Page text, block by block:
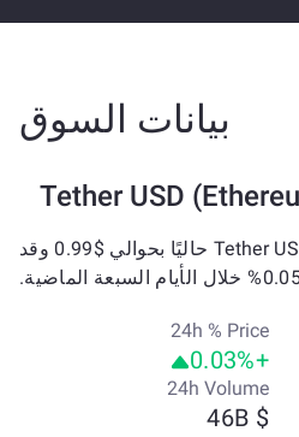
بيانات السوق
يتم تداول Tether USD (Ethereum) حاليًا بحوالي $0.99 وقد
24h % Price
+0.03%
24h Volume
$ 46B